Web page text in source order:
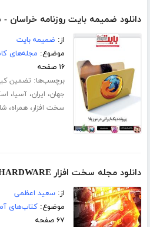
دانلود ضمیمه بایت روزنامه خراسان -
از: ضمیمه بایت
موضوع: مجله‌های
۱۶ صفحه
برچسب‌ها: تضمین
جهان، ایران،آسیا،
سخت افزار،همراه،
دانلود مجله سخت افزار iHARDWARE - شماره 6
از:سعید اعظمی
موضوع:کتاب‌های
۶۷ صفحه